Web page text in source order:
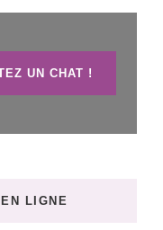
UN CHAT !
LIGNE